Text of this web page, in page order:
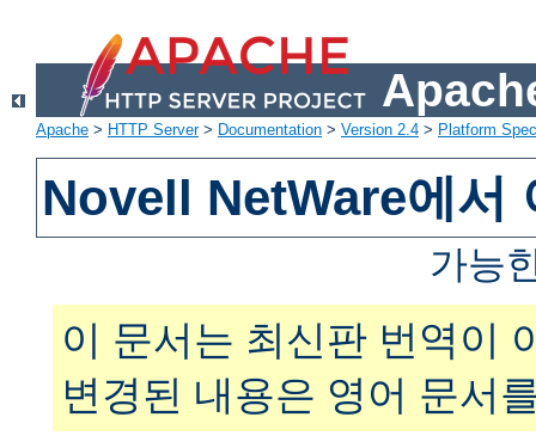
Apache > HTTP Server> Documentation > Version 2.4 > Platform
Novell NetWare에서
가능
이 문서는 최신판 번역이
변경된 내용은 영어 문서